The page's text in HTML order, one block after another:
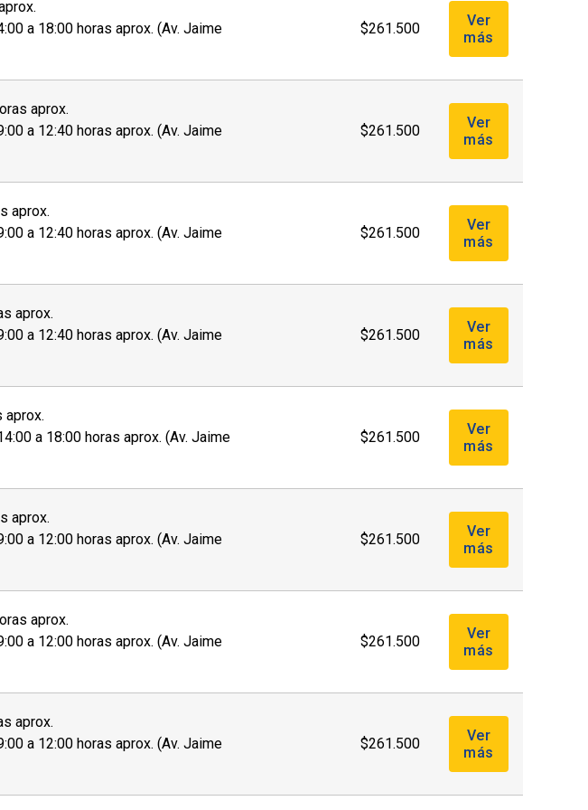
al costado
postulación o
con
durante el
a 18:00 horas aprox. (Av. Jaime
$261.500
Ver
más
aprox.
a 12:40 horas aprox. (Av. Jaime
$261.500
Ver
más
aprox.
a 12:40 horas aprox. (Av. Jaime
$261.500
Ver
más
aprox.
a 12:40 horas aprox. (Av. Jaime
$261.500
Ver
más
aprox.
a 18:00 horas aprox. (Av. Jaime
$261.500
Ver
más
aprox.
a 12:00 horas aprox. (Av. Jaime
$261.500
Ver
más
aprox.
a 12:00 horas aprox. (Av. Jaime
$261.500
Ver
más
aprox.
a 12:00 horas aprox. (Av. Jaime
$261.500
Ver
más